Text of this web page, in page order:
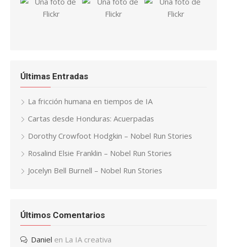
Últimas Entradas
La fricción humana en tiempos de IA
Cartas desde Honduras: Acuerpadas
Dorothy Crowfoot Hodgkin – Nobel Run Stories
Rosalind Elsie Franklin – Nobel Run Stories
Jocelyn Bell Burnell – Nobel Run Stories
Últimos Comentarios
Daniel en La IA creativa